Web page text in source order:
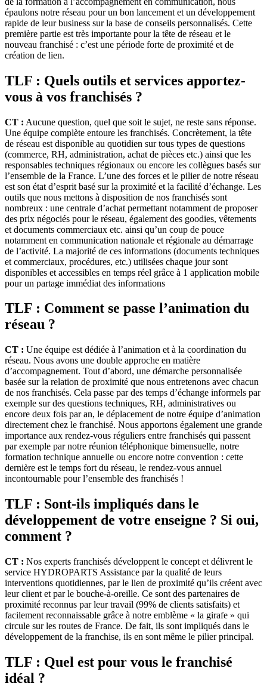
épaulons notre réseau pour un bon lancement et un développement
rapide de leur business sur la base de conseils personnalisés. Cette
première partie est très importante pour la tête de réseau et le
nouveau franchisé : c’est une période forte de proximité et de
création de lien.
TLF : Quels outils et services apportez-
vous à vos franchisés ?
CT : Aucune question, quel que soit le sujet, ne reste sans réponse.
Une équipe complète entoure les franchisés. Concrètement, la tête
de réseau est disponible au quotidien sur tous types de questions
(commerce, RH, administration, achat de pièces etc.) ainsi que les
responsables techniques régionaux ou encore les collègues basés sur
l’ensemble de la France. L’une des forces et le pilier de notre réseau
est son état d’esprit basé sur la proximité et la facilité d’échange. Les
outils que nous mettons à disposition de nos franchisés sont
nombreux : une centrale d’achat permettant notamment de proposer
des prix négociés pour le réseau, également des goodies, vêtements
et documents commerciaux etc. ainsi qu’un coup de pouce
notamment en communication nationale et régionale au démarrage
de l’activité. La majorité de ces informations (documents techniques
et commerciaux, procédures, etc.) utilisées chaque jour sont
disponibles et accessibles en temps réel grâce à 1 application mobile
pour un partage immédiat des informations
TLF : Comment se passe l’animation du
réseau ?
CT : Une équipe est dédiée à l’animation et à la coordination du
réseau. Nous avons une double approche en matière
d’accompagnement. Tout d’abord, une démarche personnalisée
basée sur la relation de proximité que nous entretenons avec chacun
de nos franchisés. Cela passe par des temps d’échange informels par
exemple sur des questions techniques, RH, administratives ou
encore deux fois par an, le déplacement de notre équipe d’animation
directement chez le franchisé. Nous apportons également une grande
importance aux rendez-vous réguliers entre franchisés qui passent
par exemple par notre réunion téléphonique bimensuelle, notre
formation technique annuelle ou encore notre convention : cette
dernière est le temps fort du réseau, le rendez-vous annuel
incontournable pour l’ensemble des franchisés !
TLF : Sont-ils impliqués dans le
développement de votre enseigne ? Si oui,
comment ?
CT : Nos experts franchisés développent le concept et délivrent le
service HYDROPARTS Assistance par la qualité de leurs
interventions quotidiennes, par le lien de proximité qu’ils créent avec
leur client et par le bouche-à-oreille. Ce sont des partenaires de
proximité reconnus par leur travail (99% de clients satisfaits) et
facilement reconnaissable grâce à notre emblème « la girafe » qui
circule sur les routes de France. De fait, ils sont impliqués dans le
développement de la franchise, ils en sont même le pilier principal.
TLF : Quel est pour vous le franchisé
idéal ?